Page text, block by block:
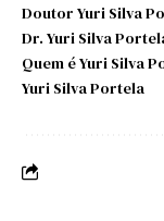
Doutor Yuri Silva
Dr. Yuri Silva
Quem é Yuri Silva
Yuri Silva Portela